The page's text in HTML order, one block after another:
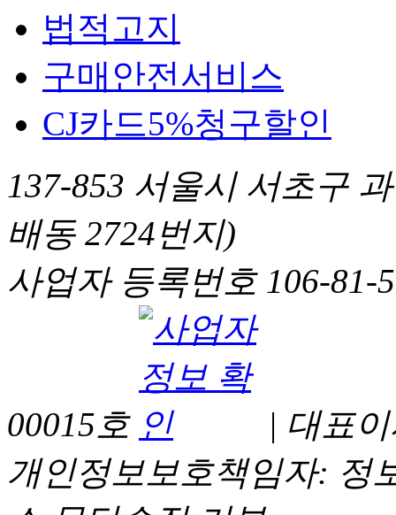
법적고지
구매안전서비스
CJ카드5%청구할인
137-853 서울시 서초구
배동 2724번지)
사업자 등록번호 106-81-
00015호
| 대표
개인정보보호책임자: 정